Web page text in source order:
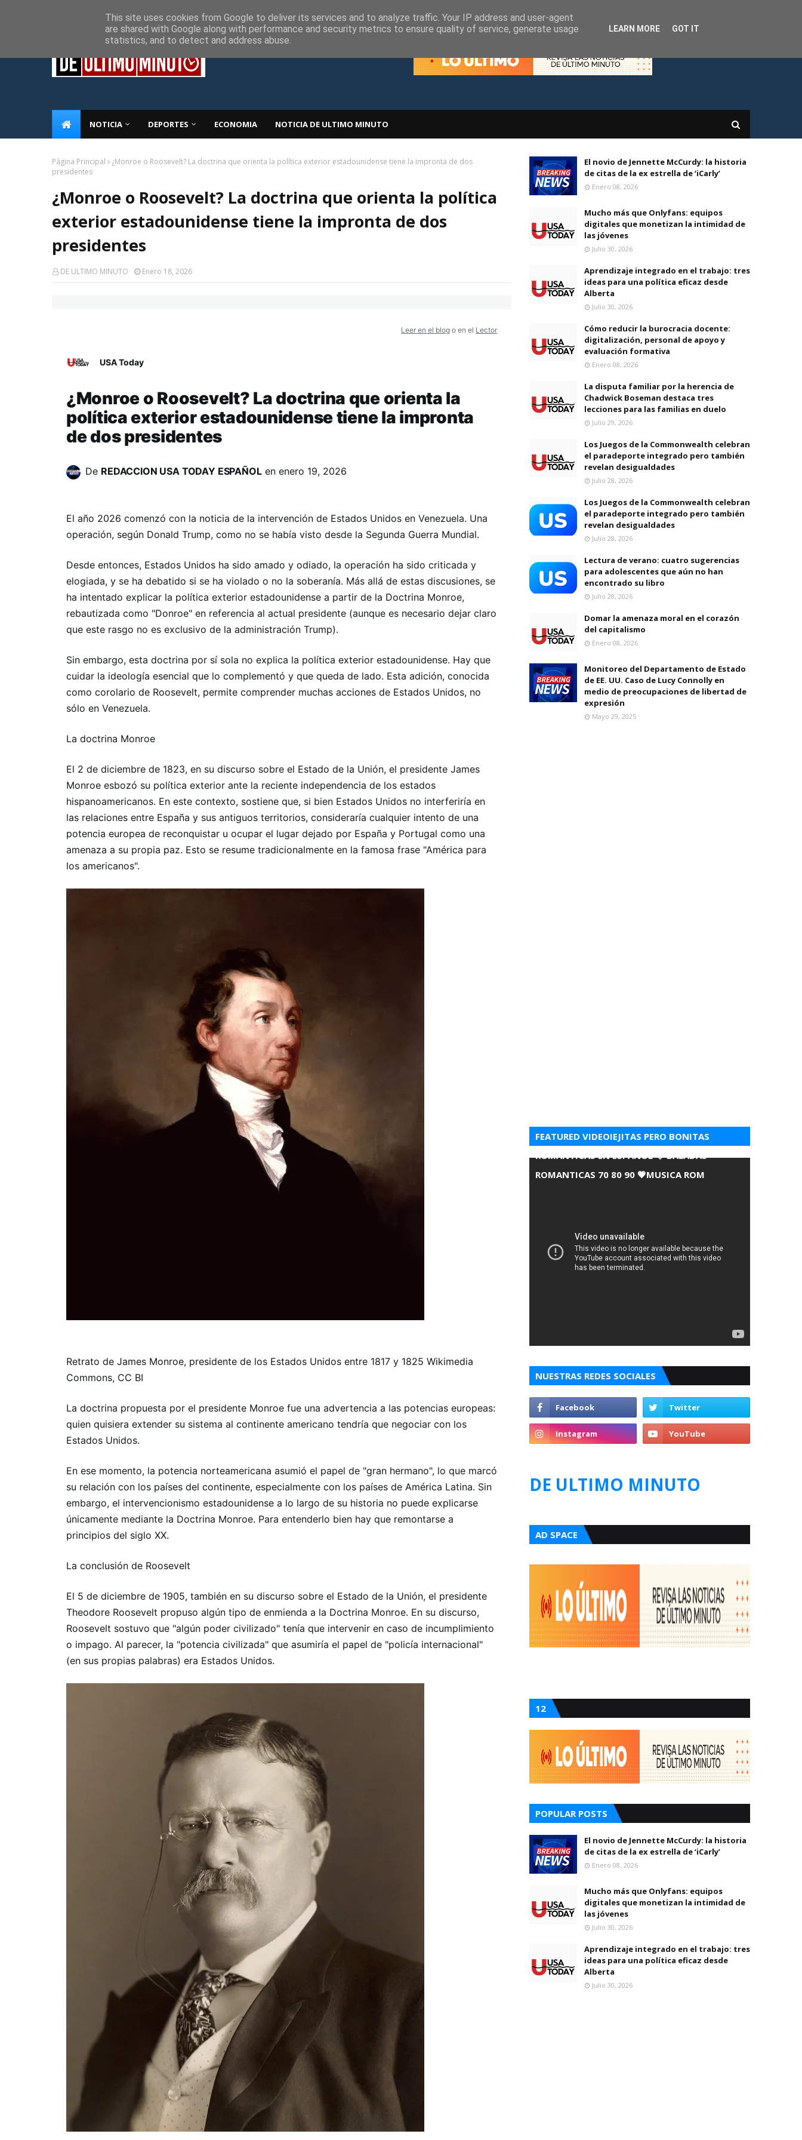
NOTICIA DEPORTES ECONOMIA NOTICIA DE ULTIMO MINUTO
Página Principal
¿Monroe o Roosevelt? La doctrina que orienta la política exterior estadounidense tiene la impronta de dos
presidentes
¿Monroe o Roosevelt? La doctrina que orienta la política
exterior estadounidense tiene la impronta de dos
presidentes
DE ULTIMO MINUTO Enero 18, 2026
Leer en el blog o en el Lector
USA Today
¿Monroe o Roosevelt? La doctrina que orienta la
política exterior estadounidense tiene la impronta
de dos presidentes
De REDACCION USA TODAY ESPAÑOLen enero 19, 2026
El año 2026 comenzó con la noticia de la intervención de Estados Unidos en Venezuela. Una
operación, según Donald Trump, como no se había visto desde la Segunda Guerra Mundial.
Desde entonces, Estados Unidos ha sido amado y odiado, la operación ha sido criticada y
elogiada, y se ha debatido si se ha violado o no la soberanía. Más allá de estas discusiones, se
ha intentado explicar la política exterior estadounidense a partir de la Doctrina Monroe,
rebautizada como "Donroe" en referencia al actual presidente (aunque es necesario dejar claro
que este rasgo no es exclusivo de la administración Trump).
Sin embargo, esta doctrina por sí sola no explica la política exterior estadounidense. Hay que
cuidar la ideología esencial que lo complementó y que queda de lado. Esta adición, conocida
como corolario de Roosevelt, permite comprender muchas acciones de Estados Unidos, no
sólo en Venezuela.
La doctrina Monroe
El 2 de diciembre de 1823, en su discurso sobre el Estado de la Unión, el presidente James
Monroe esbozó su política exterior ante la reciente independencia de los estados
hispanoamericanos. En este contexto, sostiene que, si bien Estados Unidos no interferiría en
las relaciones entre España y sus antiguos territorios, consideraría cualquier intento de una
potencia europea de reconquistar u ocupar el lugar dejado por España y Portugal como una
amenaza a su propia paz. Esto se resume tradicionalmente en la famosa frase "América para
los americanos".
Retrato de James Monroe, presidente de los Estados Unidos entre 1817 y 1825 Wikimedia
Commons, CC BI
La doctrina propuesta por el presidente Monroe fue una advertencia a las potencias europeas:
quien quisiera extender su sistema al continente americano tendría que negociar con los
Estados Unidos.
En ese momento, la potencia norteamericana asumió el papel de "gran hermano", lo que marcó
su relación con los países del continente, especialmente con los países de América Latina. Sin
embargo, el intervencionismo estadounidense a lo largo de su historia no puede explicarse
únicamente mediante la Doctrina Monroe. Para entenderlo bien hay que remontarse a
principios del siglo XX.
La conclusión de Roosevelt
El 5 de diciembre de 1905, también en su discurso sobre el Estado de la Unión, el presidente
Theodore Roosevelt propuso algún tipo de enmienda a la Doctrina Monroe. En su discurso,
Roosevelt sostuvo que "algún poder civilizado" tenía que intervenir en caso de incumplimiento
o impago. Al parecer, la "potencia civilizada" que asumiría el papel de "policía internacional"
(en sus propias palabras) era Estados Unidos.
El novio de Jennette McCurdy: la historia
de citas de la ex estrella de ‘iCarly’
Enero 08, 2026
Mucho más que Onlyfans: equipos
digitales que monetizan la intimidad de
las jóvenes
Julio 30, 2026
Aprendizaje integrado en el trabajo: tres
ideas para una política eficaz desde
Alberta
Julio 30, 2026
Cómo reducir la burocracia docente:
digitalización, personal de apoyo y
evaluación formativa
Enero 08, 2026
La disputa familiar por la herencia de
Chadwick Boseman destaca tres
lecciones para las familias en duelo
Julio 29, 2026
Los Juegos de la Commonwealth celebran
el paradeporte integrado pero también
revelan desigualdades
Julio 28, 2026
Los Juegos de la Commonwealth celebran
el paradeporte integrado pero también
revelan desigualdades
Julio 28, 2026
Lectura de verano: cuatro sugerencias
para adolescentes que aún no han
encontrado su libro
Julio 28, 2026
Domar la amenaza moral en el corazón
del capitalismo
Enero 08, 2026
Monitoreo del Departamento de Estado
de EE. UU. Caso de Lucy Connolly en
medio de preocupaciones de libertad de
expresión
Mayo 29, 2025
FEATURED VIDEOIEJITAS PERO BONITAS
ROMANTICAS EN ESPANOL 💘 BALADAS
ROMANTICAS 70 80 90 💗MUSICA ROM
NUESTRAS REDES SOCIALES
DE ULTIMO MINUTO
AD SPACE
12
POPULAR POSTS
El novio de Jennette McCurdy: la historia
de citas de la ex estrella de ‘iCarly’
Enero 08, 2026
Mucho más que Onlyfans: equipos
digitales que monetizan la intimidad de
las jóvenes
Julio 30, 2026
Aprendizaje integrado en el trabajo: tres
ideas para una política eficaz desde
Alberta
Julio 30, 2026
This site uses cookies from Google to deliver its services and to analyze traffic. Your IP address and user-agent
are shared with Google along with performance and security metrics to ensure quality of service, generate usage
statistics, and to detect and address abuse.
LEARN MORE GOT IT